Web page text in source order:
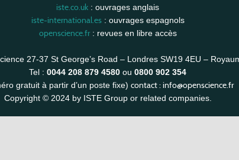
iste.co.uk : ouvrages anglais
iste-international.es: ouvrages espagnols
openscience.fr: revues en libre accès
27-37 St George’s Road – Londres SW19 4EU –
Tel : 0044 208 879 4580 ou 0800 902 354
gratuit à partir d’un poste fixe) contact : info@openscience.fr
Copyright © 2024 by ISTE Group or related companies.